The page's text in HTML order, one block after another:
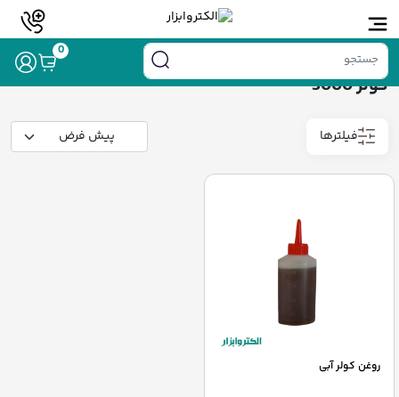
0 خانه/ محصولات برچسب خورده “کولر 3000”
کولر 3000
فیلترها
روغن کولر آبی